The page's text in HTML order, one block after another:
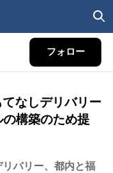
フォロー
なしデリバリー
の構築のため提
バリー、都内と福